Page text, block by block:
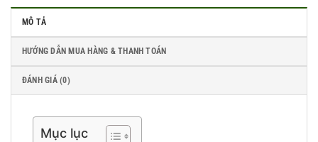
MÔ TẢ
HƯỚNG DẪN MUA HÀNG & THANH TOÁN
ĐÁNH GIÁ (0)
Mục lục